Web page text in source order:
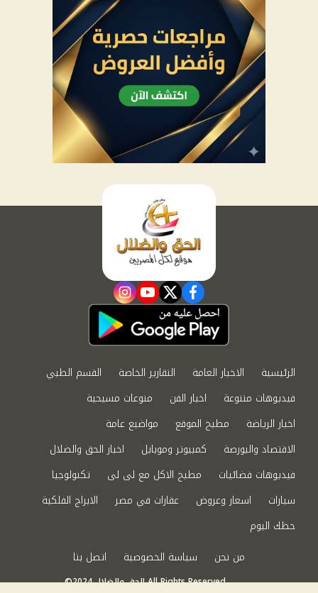
facebook
twitter
youtube
instagram
الرئيسية الاخبار العامة التقارير الخاصة
القسم الطبي
فيديوهات متنوعة
اخبار الفن
منوعات مسيحية
اخبار الرياضة
مطبخ الموقع
مواضيع عامة
الاقتصاد والبورصة
كمبيوتر وموبايل
اخبار الحق والضلال
فيديوهات فضائيات
مطبخ الاكل مع لى لى
تكنولوجيا
سيارات
اسعار وعروض عقارات في مصر
الابراج الفلكية
حظك اليوم
من نحن
سياسة الخصوصية اتصل بنا
©2024 الحق والضلال All Rights Reserved.